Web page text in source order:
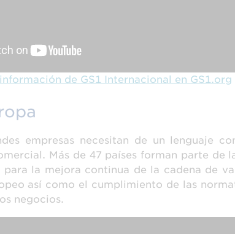
de GS1 Internacional en GS1.org
empresas necesitan de un lenguaje
Más de 47 países forman parte de
para la mejora continua de la cadena de
así como el cumplimiento de las
negocios.